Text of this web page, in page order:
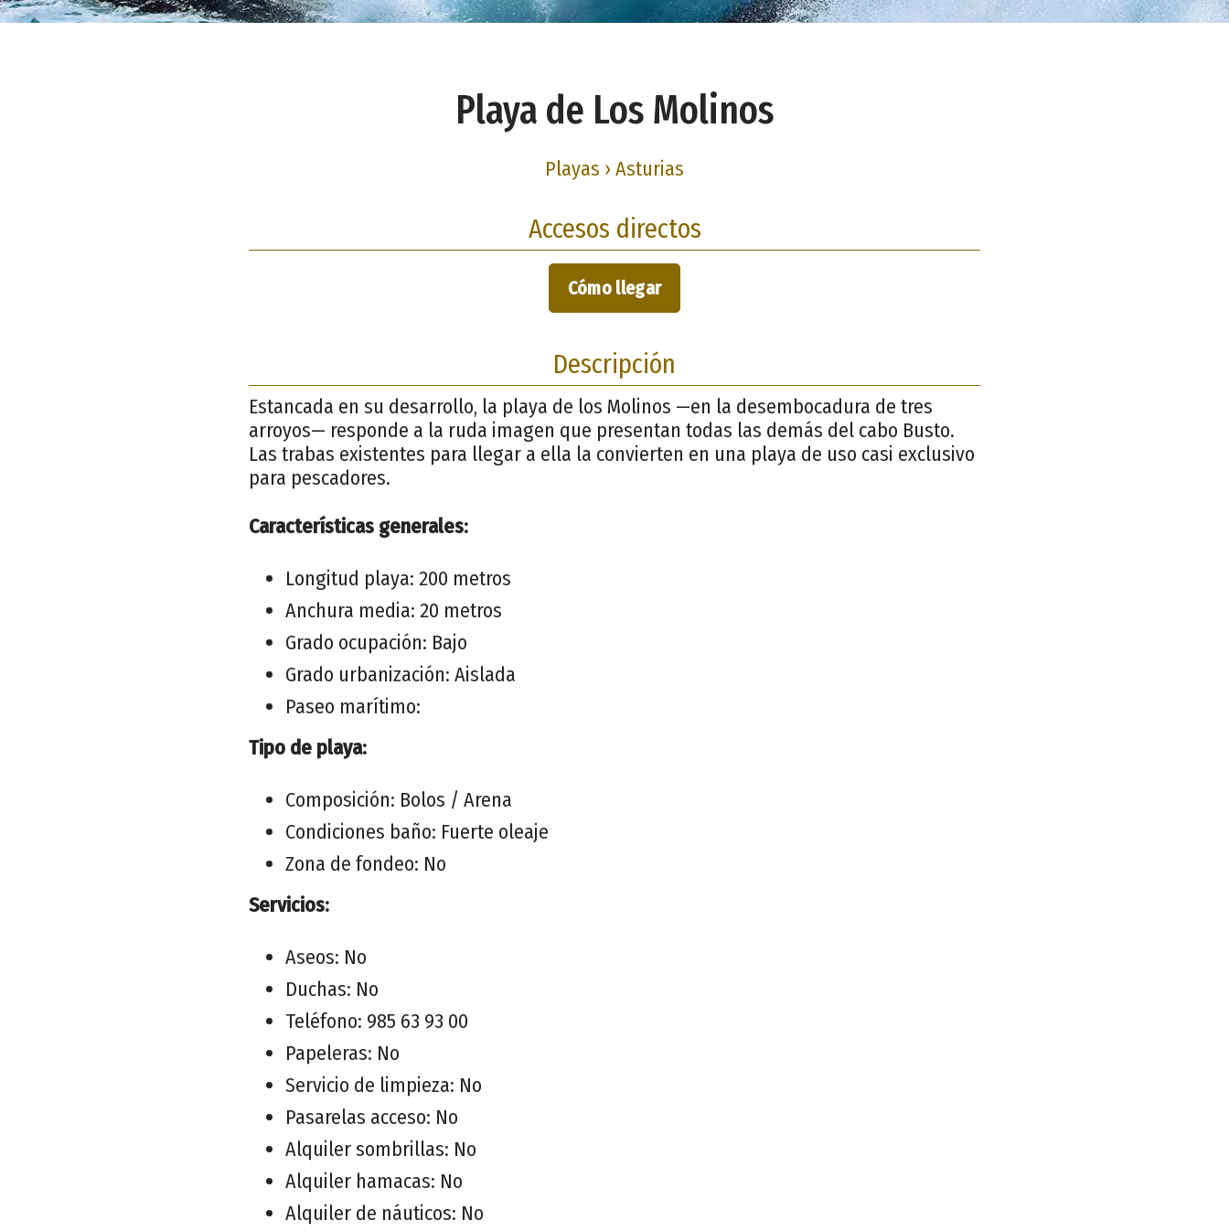
Playa de Los Molinos
Playas › Asturias
Accesos directos
Cómo llegar
Descripción
Estancada en su desarrollo, la playa de los Molinos —en la desembocadura de tres
arroyos— responde a la ruda imagen que presentan todas las demás del cabo Busto.
Las trabas existentes para llegar a ella la convierten en una playa de uso casi exclusivo
para pescadores.
Características generales:
Longitud playa: 200 metros
Anchura media: 20 metros
Grado ocupación: Bajo
Grado urbanización: Aislada
Paseo marítimo:
Tipo de playa:
Composición: Bolos / Arena
Condiciones baño: Fuerte oleaje
Zona de fondeo: No
Servicios:
Aseos: No
Duchas: No
Teléfono: 985 63 93 00
Papeleras: No
Servicio de limpieza: No
Pasarelas acceso: No
Alquiler sombrillas: No
Alquiler hamacas: No
Alquiler de náuticos: No